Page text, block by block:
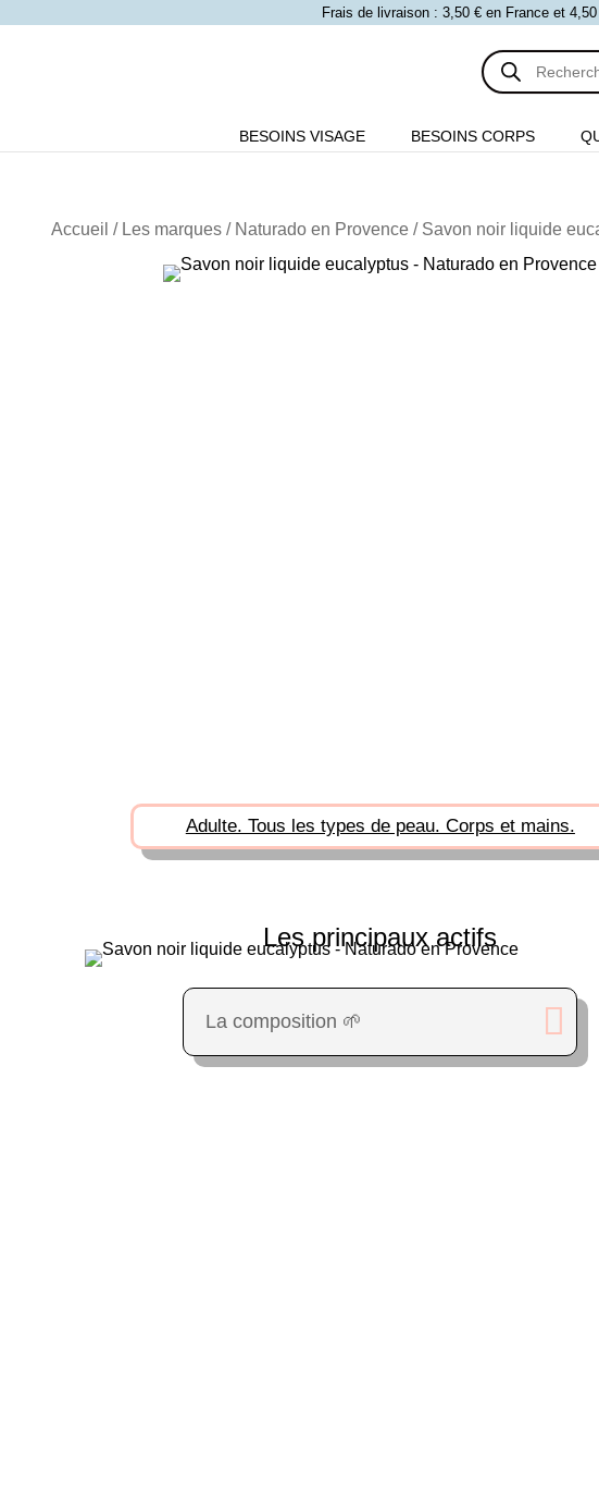
Frais de livraison : 3,50 € en France et
Recherche
de
produits
BESOINS VISAGE BESOINS CORPS
Accueil / Les marques / Naturado en Provence / Savon noir liquide
Adulte. Tous les types de peau. Corps et mains.
Les principaux actifs
La composition 🌱